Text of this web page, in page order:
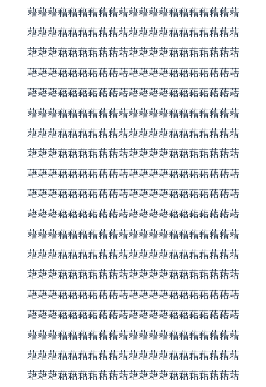
藉藉藉藉藉藉藉藉藉藉藉藉藉藉藉藉藉藉藉藉藉
藉藉藉藉藉藉藉藉藉藉藉藉藉藉藉藉藉藉藉藉藉
藉藉藉藉藉藉藉藉藉藉藉藉藉藉藉藉藉藉藉藉藉
藉藉藉藉藉藉藉藉藉藉藉藉藉藉藉藉藉藉藉藉藉
藉藉藉藉藉藉藉藉藉藉藉藉藉藉藉藉藉藉藉藉藉
藉藉藉藉藉藉藉藉藉藉藉藉藉藉藉藉藉藉藉藉藉
藉藉藉藉藉藉藉藉藉藉藉藉藉藉藉藉藉藉藉藉藉
藉藉藉藉藉藉藉藉藉藉藉藉藉藉藉藉藉藉藉藉藉
藉藉藉藉藉藉藉藉藉藉藉藉藉藉藉藉藉藉藉藉藉
藉藉藉藉藉藉藉藉藉藉藉藉藉藉藉藉藉藉藉藉藉
藉藉藉藉藉藉藉藉藉藉藉藉藉藉藉藉藉藉藉藉藉
藉藉藉藉藉藉藉藉藉藉藉藉藉藉藉藉藉藉藉藉藉
藉藉藉藉藉藉藉藉藉藉藉藉藉藉藉藉藉藉藉藉藉
藉藉藉藉藉藉藉藉藉藉藉藉藉藉藉藉藉藉藉藉藉
藉藉藉藉藉藉藉藉藉藉藉藉藉藉藉藉藉藉藉藉藉
藉藉藉藉藉藉藉藉藉藉藉藉藉藉藉藉藉藉藉藉藉
藉藉藉藉藉藉藉藉藉藉藉藉藉藉藉藉藉藉藉藉藉
藉藉藉藉藉藉藉藉藉藉藉藉藉藉藉藉藉藉藉藉藉
藉藉藉藉藉藉藉藉藉藉藉藉藉藉藉藉藉藉藉藉藉